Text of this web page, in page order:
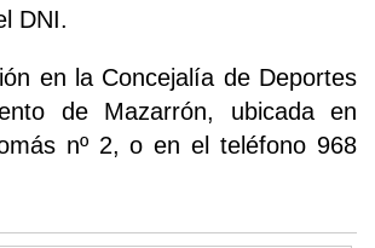
DNI.
en la Concejalía de Deportes
de Mazarrón, ubicada en
nº 2, o en el teléfono 968